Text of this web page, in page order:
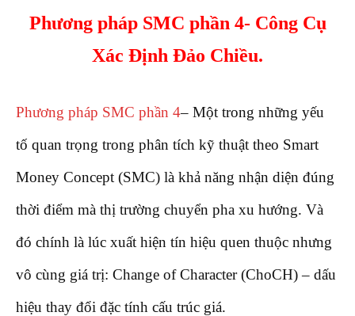
Phương pháp SMC phần 4- Công Cụ
Xác Định Đảo Chiều.
Phương pháp SMC phần 4– Một trong những yếu
tố quan trọng trong phân tích kỹ thuật theo Smart
Money Concept (SMC) là khả năng nhận diện đúng
thời điểm mà thị trường chuyển pha xu hướng. Và
đó chính là lúc xuất hiện tín hiệu quen thuộc nhưng
vô cùng giá trị: Change of Character (ChoCH) – dấu
hiệu thay đổi đặc tính cấu trúc giá.